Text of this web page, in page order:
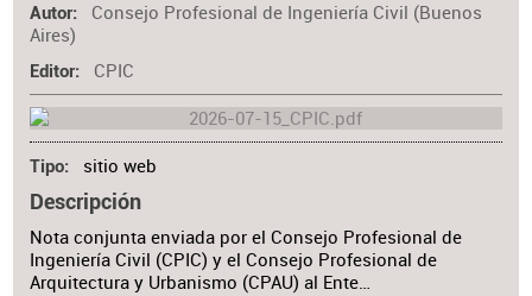
Autor
Consejo Profesional de Ingeniería Civil (Buenos
Aires)
Editor CPIC
Tipo sitio web
Descripción
Nota conjunta enviada por el Consejo Profesional de
Ingeniería Civil (CPIC) y el Consejo Profesional de
Arquitectura y Urbanismo (CPAU) al Ente…